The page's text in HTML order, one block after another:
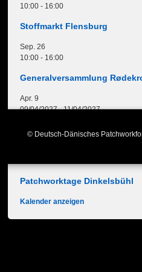
10:00 - 16:00
Stoffmarkt Flensburg
Sep.26
10:00 - 16:00
Generalversammlung
Apr.9
09/04/2027-11/04/2027
Freies Nähwochenende
Patchworktage Dinkelsbühl
Kalender anzeigen
© Deutsch-Dänisches